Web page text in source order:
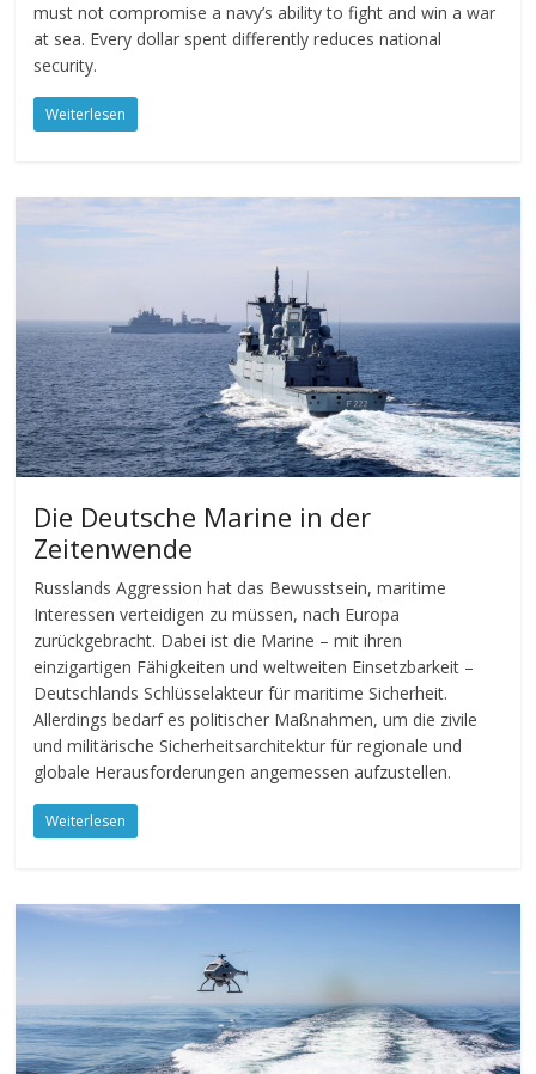
must not compromise a navy’s ability to fight and win a war
at sea. Every dollar spent differently reduces national
security.
Weiterlesen
Die Deutsche Marine in der
Zeitenwende
Russlands Aggression hat das Bewusstsein, maritime
Interessen verteidigen zu müssen, nach Europa
zurückgebracht. Dabei ist die Marine – mit ihren
einzigartigen Fähigkeiten und weltweiten Einsetzbarkeit –
Deutschlands Schlüsselakteur für maritime Sicherheit.
Allerdings bedarf es politischer Maßnahmen, um die zivile
und militärische Sicherheitsarchitektur für regionale und
globale Herausforderungen angemessen aufzustellen.
Weiterlesen